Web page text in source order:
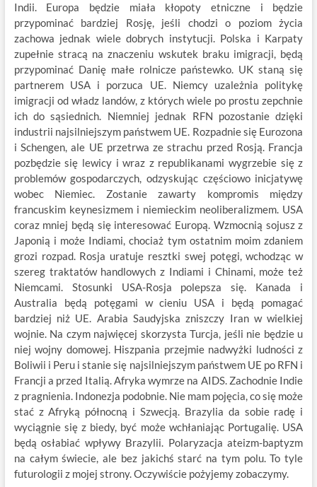
Indii. Europa będzie miała kłopoty etniczne i będzie
przypominać bardziej Rosję, jeśli chodzi o poziom życia
zachowa jednak wiele dobrych instytucji. Polska i Karpaty
zupełnie stracą na znaczeniu wskutek braku imigracji, będą
przypominać Danię małe rolnicze państewko. UK staną się
partnerem USA i porzuca UE. Niemcy uzależnia politykę
imigracji od władz landów, z których wiele po prostu zepchnie
ich do sąsiednich. Niemniej jednak RFN pozostanie dzięki
industrii najsilniejszym państwem UE. Rozpadnie się Eurozona
i Schengen, ale UE przetrwa ze strachu przed Rosją. Francja
pozbędzie się lewicy i wraz z republikanami wygrzebie się z
problemów gospodarczych, odzyskując częściowo inicjatywę
wobec Niemiec. Zostanie zawarty kompromis między
francuskim keynesizmem i niemieckim neoliberalizmem. USA
coraz mniej będą się interesować Europą. Wzmocnią sojusz z
Japonią i może Indiami, chociaż tym ostatnim moim zdaniem
grozi rozpad. Rosja uratuje resztki swej potęgi, wchodząc w
szereg traktatów handlowych z Indiami i Chinami, może też
Niemcami. Stosunki USA-Rosja polepsza się. Kanada i
Australia będą potęgami w cieniu USA i będą pomagać
bardziej niż UE. Arabia Saudyjska zniszczy Iran w wielkiej
wojnie. Na czym najwięcej skorzysta Turcja, jeśli nie będzie u
niej wojny domowej. Hiszpania przejmie nadwyżki ludności z
Boliwii i Peru i stanie się najsilniejszym państwem UE po RFN i
Francji a przed Italią. Afryka wymrze na AIDS. Zachodnie Indie
z pragnienia. Indonezja podobnie. Nie mam pojęcia, co się może
stać z Afryką północną i Szwecją. Brazylia da sobie radę i
wyciągnie się z biedy, być może wchłaniając Portugalię. USA
będą osłabiać wpływy Brazylii. Polaryzacja ateizm-baptyzm
na całym świecie, ale bez jakichś starć na tym polu. To tyle
futurologii z mojej strony. Oczywiście pożyjemy zobaczymy.